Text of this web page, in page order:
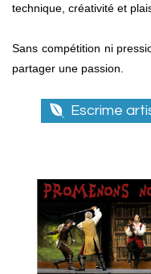
technique, créativité et
Sans compétition ni
partager une passion.
Escrime